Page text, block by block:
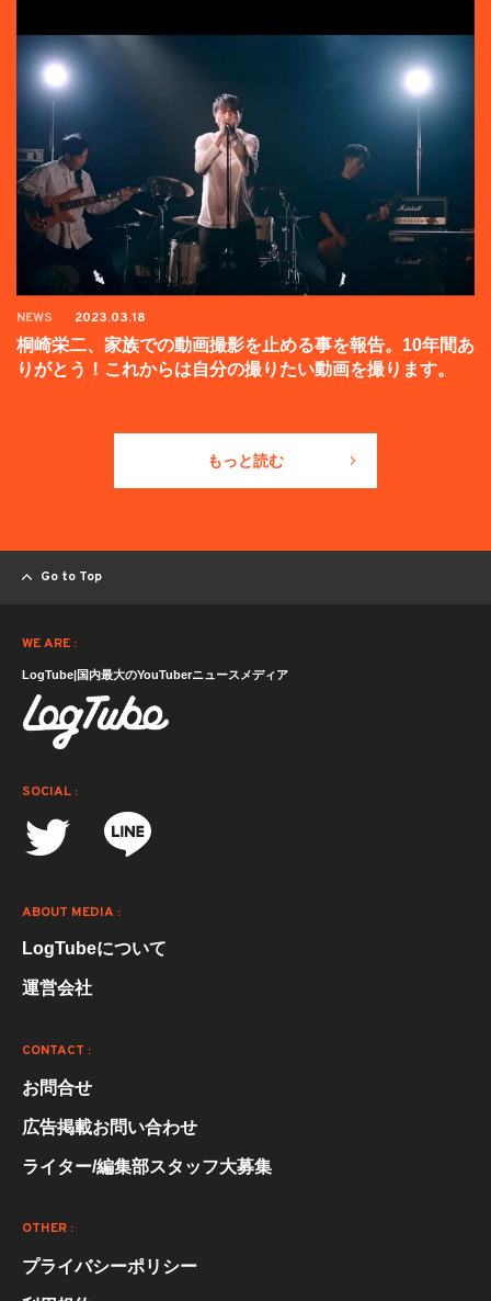
NEWS 2023.03.18
桐崎栄二、家族での動画撮影を止める事を報告。10年間あ
りがとう！これからは自分の撮りたい動画を撮ります。
もっと読む
Go to Top
WE ARE :
LogTube|国内最大のYouTuberニュースメディア
SOCIAL :
ABOUT MEDIA :
LogTubeについて
運営会社
CONTACT :
お問合せ
広告掲載お問い合わせ
ライター/編集部スタッフ大募集
OTHER :
プライバシーポリシー